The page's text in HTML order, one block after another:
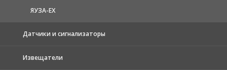
ЯУЗА-ЕХ
Датчики и сигнализаторы
Извещатели